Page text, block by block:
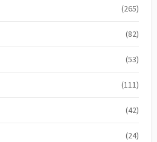
(265)
(82)
(53)
(111)
(42)
(24)